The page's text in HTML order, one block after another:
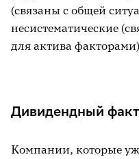
(связаны с общей
несистематические
для актива
Дивидендный
Компании, которые